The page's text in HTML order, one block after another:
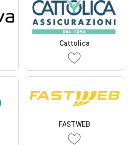
Cattolica
FASTWEB